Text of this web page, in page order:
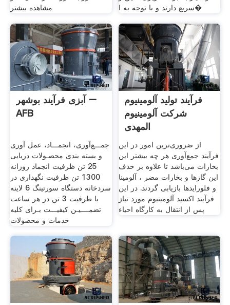
مشاهده بیشتر
سریع دارند و با توجه به ا�
آبزی فرآیند بوشهر –
AFB
جمـــع‌آوری، انجمـــاد، عمل آوری
و بسته بندی محصـولات دریایی
25 تن ظرفیت انجماد روزانه
1300 تن ظرفیت نگهداری در
سردخانه دستگاه سورتینگ 6 لاینه
با ظرفیت 3 تن در هر ساعت
تضمــــیـن کیفیـــت بـرای کلیه
خدمات و محصولات
فرآیند تولید آلومینیوم
شرکت آلومینیوم
المهدی
از ضروری‌ترین امور در این
فرآیند جمع‌آوری هر چه بیشتر این
بخارات می‌باشد تا علاوه بر حذف
این گازها و بخارات مضر ، آلومینا
و فلورایدها بازیابی گردند. در این
فرآیند اکسید آلومینیوم مورد نیاز
پس از انتقال به کارگاه احیاء